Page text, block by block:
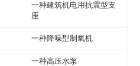
一种建筑机电用抗震型支
座
一种降噪型制氧机
一种高压水泵